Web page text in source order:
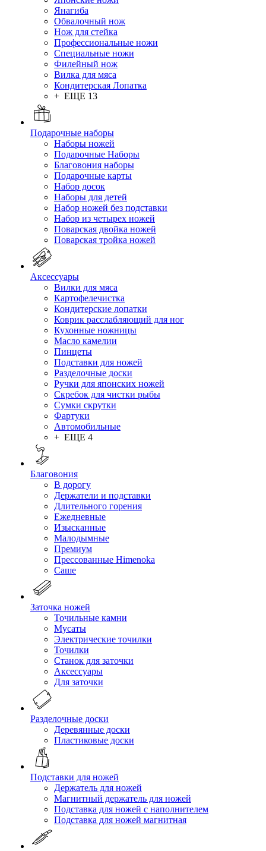
Янагиба
Обвалочный нож
Нож для стейка
Профессиональные ножи
Специальные ножи
Филейный нож
Вилка для мяса
Кондитерская Лопатка
+ ЕЩЕ 13
Подарочные наборы
Наборы ножей
Подарочные Наборы
Благовония наборы
Подарочные карты
Набор досок
Наборы для детей
Набор ножей без подставки
Набор из четырех ножей
Поварская двойка ножей
Поварская тройка ножей
Аксессуары
Вилки для мяса
Картофелечистка
Кондитерские лопатки
Коврик расслабляющий для ног
Кухонные ножницы
Масло камелии
Пинцеты
Подставки для ножей
Разделочные доски
Ручки для японских ножей
Скребок для чистки рыбы
Сумки скрутки
Фартуки
Автомобильные
+ ЕЩЕ 4
Благовония
В дорогу
Держатели и подставки
Длительного горения
Ежедневные
Изысканные
Малодымные
Премиум
Прессованные Himenoka
Саше
Заточка ножей
Точильные камни
Мусаты
Электрические точилки
Точилки
Станок для заточки
Аксессуары
Для заточки
Разделочные доски
Деревянные доски
Пластиковые доски
Подставки для ножей
Держатель для ножей
Магнитный держатель для ножей
Подставка для ножей с наполнителем
Подставка для ножей магнитная